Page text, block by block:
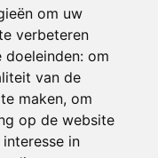
om uw
verbeteren
om
van de
maken, om
op de website
in